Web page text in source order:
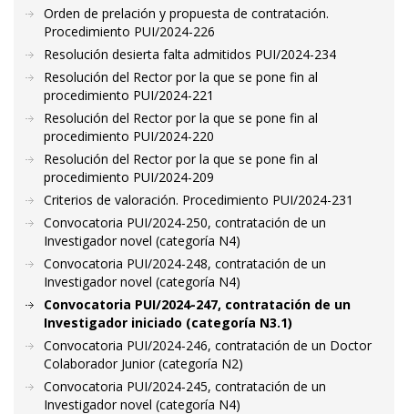
Orden de prelación y propuesta de contratación.
Procedimiento PUI/2024-226
Resolución desierta falta admitidos PUI/2024-234
Resolución del Rector por la que se pone fin al
procedimiento PUI/2024-221
Resolución del Rector por la que se pone fin al
procedimiento PUI/2024-220
Resolución del Rector por la que se pone fin al
procedimiento PUI/2024-209
Criterios de valoración. Procedimiento PUI/2024-231
Convocatoria PUI/2024-250, contratación de un
Investigador novel (categoría N4)
Convocatoria PUI/2024-248, contratación de un
Investigador novel (categoría N4)
Convocatoria PUI/2024-247, contratación de un
Investigador iniciado (categoría N3.1)
Convocatoria PUI/2024-246, contratación de un Doctor
Colaborador Junior (categoría N2)
Convocatoria PUI/2024-245, contratación de un
Investigador novel (categoría N4)